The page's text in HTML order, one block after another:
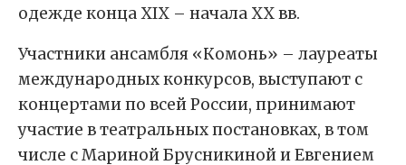
одежде конца XIX – начала XX вв.
Участники ансамбля «Комонь» – лауреаты
международных конкурсов, выступают с
концертами по всей России, принимают
участие в театральных постановках, в том
числе с Мариной Брусникиной и Евгением